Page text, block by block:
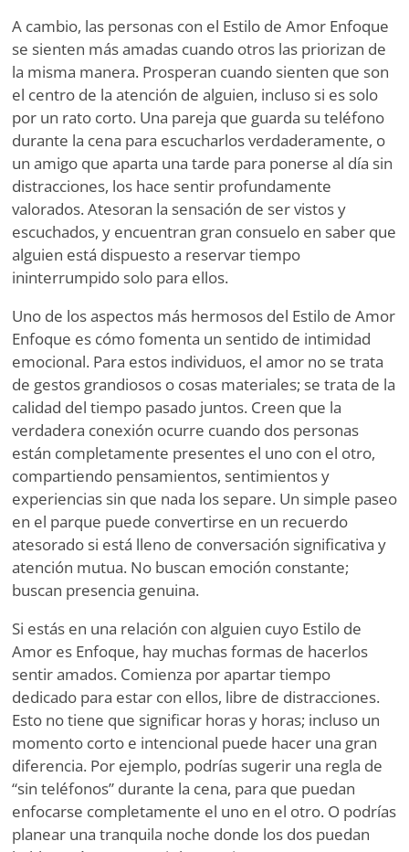
A cambio, las personas con el Estilo de Amor Enfoque
se sienten más amadas cuando otros las priorizan de
la misma manera. Prosperan cuando sienten que son
el centro de la atención de alguien, incluso si es solo
por un rato corto. Una pareja que guarda su teléfono
durante la cena para escucharlos verdaderamente, o
un amigo que aparta una tarde para ponerse al día sin
distracciones, los hace sentir profundamente
valorados. Atesoran la sensación de ser vistos y
escuchados, y encuentran gran consuelo en saber que
alguien está dispuesto a reservar tiempo
ininterrumpido solo para ellos.
Uno de los aspectos más hermosos del Estilo de Amor
Enfoque es cómo fomenta un sentido de intimidad
emocional. Para estos individuos, el amor no se trata
de gestos grandiosos o cosas materiales; se trata de la
calidad del tiempo pasado juntos. Creen que la
verdadera conexión ocurre cuando dos personas
están completamente presentes el uno con el otro,
compartiendo pensamientos, sentimientos y
experiencias sin que nada los separe. Un simple paseo
en el parque puede convertirse en un recuerdo
atesorado si está lleno de conversación significativa y
atención mutua. No buscan emoción constante;
buscan presencia genuina.
Si estás en una relación con alguien cuyo Estilo de
Amor es Enfoque, hay muchas formas de hacerlos
sentir amados. Comienza por apartar tiempo
dedicado para estar con ellos, libre de distracciones.
Esto no tiene que significar horas y horas; incluso un
momento corto e intencional puede hacer una gran
diferencia. Por ejemplo, podrías sugerir una regla de
“sin teléfonos” durante la cena, para que puedan
enfocarse completamente el uno en el otro. O podrías
planear una tranquila noche donde los dos puedan